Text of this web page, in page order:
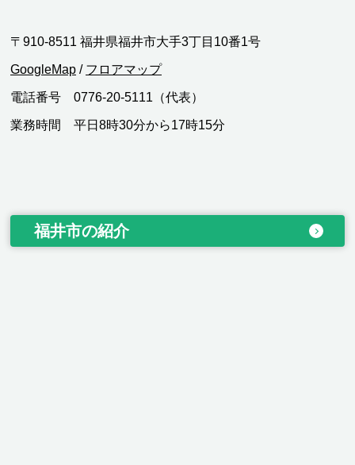
〒910-8511 福井県福井市大手3丁目10番1号
GoogleMap / フロアマップ
電話番号 0776-20-5111（代表）
業務時間 平日8時30分から17時15分
福井市の紹介